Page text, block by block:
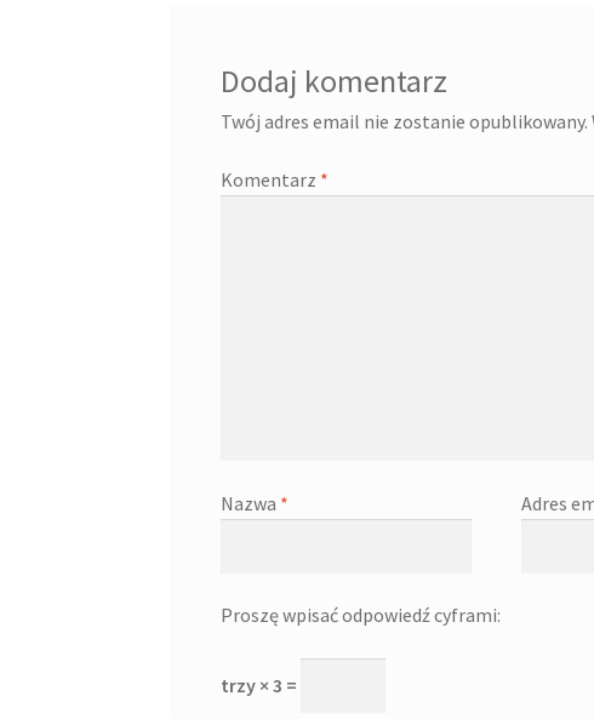
Dodaj komentarz
Twój adres email nie zostanie opublikowany.
Komentarz *
Nazwa * Adres
Proszę wpisać odpowiedź cyframi:
trzy × 3 =